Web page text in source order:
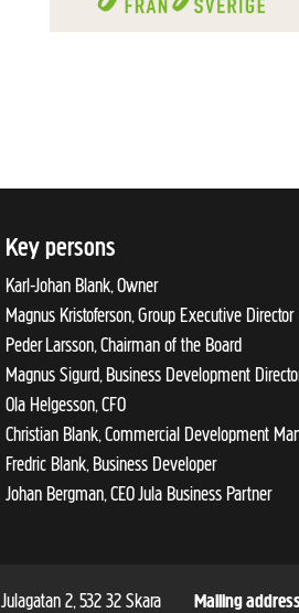
Key persons
Karl-Johan Blank, Owner
Magnus Kristoferson, Group Executive Director
Peder Larsson, Chairman of the Board
Magnus Sigurd, Business Development
Ola Helgesson, CFO
Christian Blank, Commercial Development
Fredric Blank, Business Developer
Johan Bergman, CEO Jula Business Partner
Julagatan 2, 532 32 Skara Mailing